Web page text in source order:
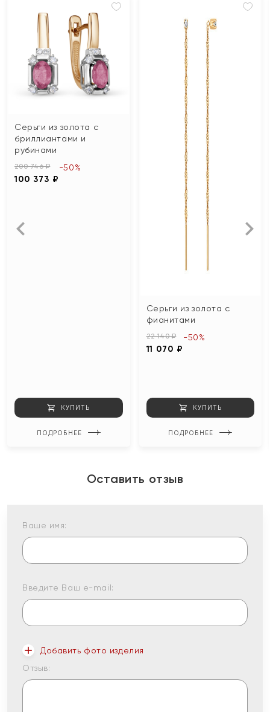
Серьги из золота с
бриллиантами и
рубинами
200 746 ₽
100 373 ₽
-50%
КУПИТЬ
ПОДРОБНЕЕ
Серьги из золота с
фианитами
22 140 ₽
11 070 ₽
-50%
КУПИТЬ
ПОДРОБНЕЕ
Оставить отзыв
Ваше имя:
Введите Ваш e-mail:
Добавить фото изделия
Отзыв: